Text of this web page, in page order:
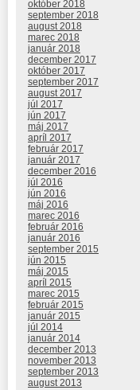
október 2018
september 2018
august 2018
marec 2018
január 2018
december 2017
október 2017
september 2017
august 2017
júl 2017
jún 2017
máj 2017
apríl 2017
február 2017
január 2017
december 2016
júl 2016
jún 2016
máj 2016
marec 2016
február 2016
január 2016
september 2015
jún 2015
máj 2015
apríl 2015
marec 2015
február 2015
január 2015
júl 2014
január 2014
december 2013
november 2013
september 2013
august 2013